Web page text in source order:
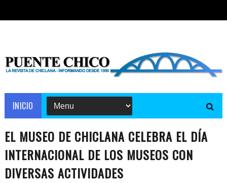
INICIO
EL MUSEO DE CHICLANA CELEBRA EL DÍA
INTERNACIONAL DE LOS MUSEOS CON
DIVERSAS ACTIVIDADES